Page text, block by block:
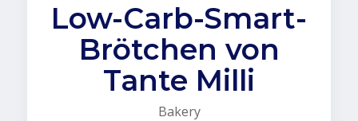
Low-Carb-Smart-
Brötchen von
Tante Milli
Bakery